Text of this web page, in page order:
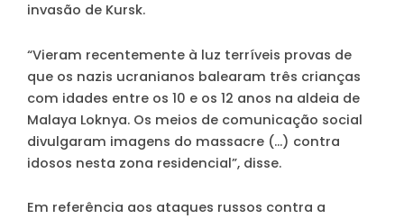
invasão de Kursk.
“Vieram recentemente à luz terríveis provas de
que os nazis ucranianos balearam três crianças
com idades entre os 10 e os 12 anos na aldeia de
Malaya Loknya. Os meios de comunicação social
divulgaram imagens do massacre (…) contra
idosos nesta zona residencial”, disse.
Em referência aos ataques russos contra a